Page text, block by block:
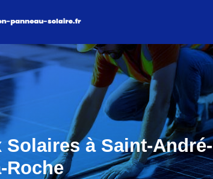
à Saint-André-
Roche